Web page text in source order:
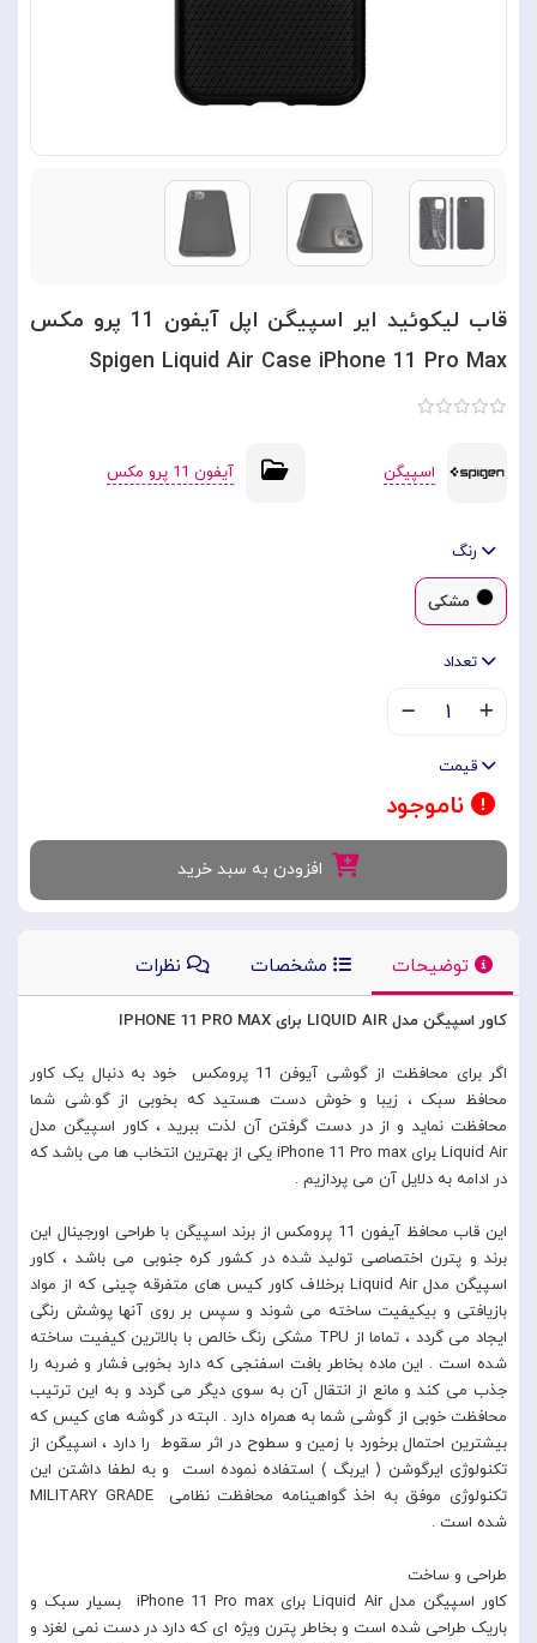
قاب لیکوئید ایر اسپیگن اپل آیفون 11 پرو مکس
Spigen Liquid Air Case iPhone 11 Pro Max
اسپیگن آیفون 11 پرو مکس
رنگ
مشکی
تعداد
۱
قیمت
ناموجود
افزودن به سبد خرید
توضیحات مشخصات نظرات
کاور اسپیگن مدل LIQUID AIR برای IPHONE 11 PRO MAX
اگر برای محافظت از گوشی آیوفن 11 پرومکس خود به دنبال یک کاور
محافظ سبک ، زیبا و خوش دست هستید که بخوبی از گو.شی شما
محافظت نماید و از در دست گرفتن آن لذت ببرید ، کاور اسپیگن مدل
Liquid Air برای iPhone 11 Pro max یکی از بهترین انتخاب ها می باشد که
در ادامه به دلایل آن می پردازیم .
این قاب محافظ آیفون 11 پرومکس از برند اسپیگن با طراحی اورجینال این
برند و پترن اختصاصی تولید شده در کشور کره جنوبی می باشد ، کاور
اسپیگن مدل Liquid Air برخلاف کاور کیس های متفرقه چینی که از مواد
بازیافتی و بیکیفیت ساخته می شوند و سپس بر روی آنها پوشش رنگی
ایجاد می گردد ، تماما از TPU مشکی رنگ خالص با بالاترین کیفیت ساخته
شده است . این ماده بخاطر بافت اسفنجی که دارد بخوبی فشار و ضربه را
جذب می کند و مانع از انتقال آن به سوی دیگر می گردد و به این ترتیب
محافظت خوبی از گوشی شما به همراه دارد . البته در گوشه های کیس که
بیشترین احتمال برخورد با زمین و سطوح در اثر سقوط را دارد ، اسپیگن از
تکنولوژی ایرگوشن ( ایربگ ) استفاده نموده است و به لطفا داشتن این
تکنولوژی موفق به اخذ گواهینامه محافظت نظامی MILITARY GRADE
شده است .
طراحی و ساخت
کاور اسپیگن مدل Liquid Air برای iPhone 11 Pro max بسیار سبک و
باریک طراحی شده است و بخاطر پترن ویژه ای که دارد در دست نمی لغزد و